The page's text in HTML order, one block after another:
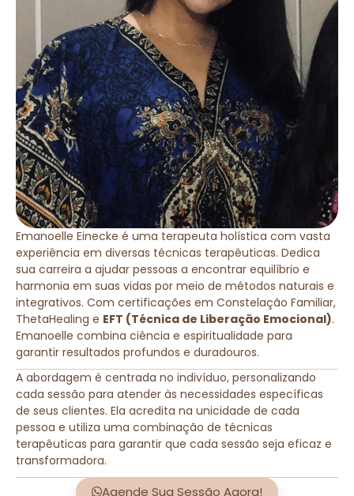
Emanoelle Einecke é uma terapeuta holística com vasta
experiência em diversas técnicas terapêuticas. Dedica
sua carreira a ajudar pessoas a encontrar equilíbrio e
harmonia em suas vidas por meio de métodos naturais e
integrativos. Com certificações em Constelação Familiar,
ThetaHealing e EFT (Técnica de Liberação Emocional).
Emanoelle combina ciência e espiritualidade para
garantir resultados profundos e duradouros.
A abordagem é centrada no indivíduo, personalizando
cada sessão para atender às necessidades específicas
de seus clientes. Ela acredita na unicidade de cada
pessoa e utiliza uma combinação de técnicas
terapêuticas para garantir que cada sessão seja eficaz e
transformadora.
Agende Sua Sessão Agora!